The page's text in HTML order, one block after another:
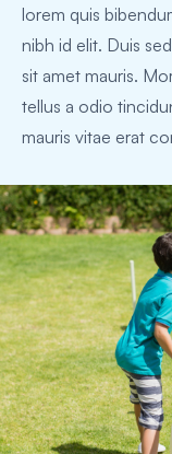
lorem quis
nibh id elit. Duis
sit amet mauris.
tellus a odio
mauris vitae erat